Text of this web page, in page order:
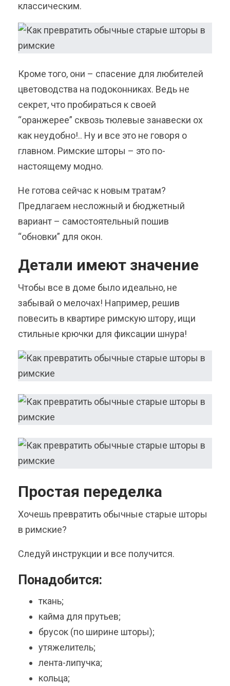
классическим.
Кроме того, они – спасение для любителей
цветоводства на подоконниках. Ведь не
секрет, что пробираться к своей
“оранжерее” сквозь тюлевые занавески ох
как неудобно!.. Ну и все это не говоря о
главном. Римские шторы – это по-
настоящему модно.
Не готова сейчас к новым тратам?
Предлагаем несложный и бюджетный
вариант – самостоятельный пошив
“обновки” для окон.
Детали имеют значение
Чтобы все в доме было идеально, не
забывай о мелочах! Например, решив
повесить в квартире римскую штору, ищи
стильные крючки для фиксации шнура!
Простая переделка
Хочешь превратить обычные старые шторы
в римские?
Следуй инструкции и все получится.
Понадобится:
ткань;
кайма для прутьев;
брусок (по ширине шторы);
утяжелитель;
лента-липучка;
кольца;